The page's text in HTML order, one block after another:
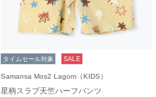
タイムセール対象 SALE
Samansa Mos2 Lagom（KIDS）
星柄スラブ天竺ハーフパンツ